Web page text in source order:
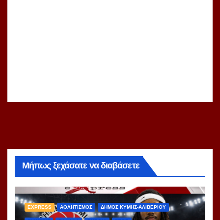
Μήπως ξεχάσατε να διαβάσετε
EXPRESS ΑΘΛΗΤΙΣΜΟΣ ΔΗΜΟΣ ΚΥΜΗΣ-ΑΛΙΒΕΡΙΟΥ